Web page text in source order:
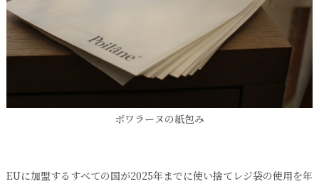
ポワラーヌの紙包み
EUに加盟するすべての国が2025年までに使い捨てレジ袋の使用を年